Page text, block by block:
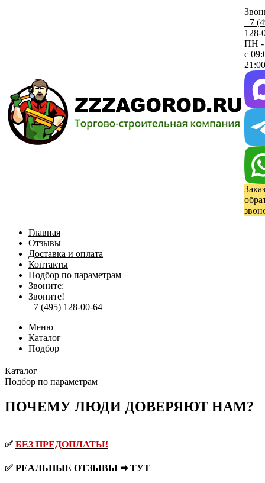
+7
128-
ПН
с
Главная
Отзывы
Доставка и оплата
Контакты
Подбор по параметрам
Звоните:
Звоните!
+7 (495) 128-00-64
Меню
Каталог
Подбор
Каталог
Подбор по параметрам
ПОЧЕМУ ЛЮДИ ДОВЕРЯЮТ НАМ?
✅ БЕЗ ПРЕДОПЛАТЫ!
✅ РЕАЛЬНЫЕ ОТЗЫВЫ ➡ТУТ